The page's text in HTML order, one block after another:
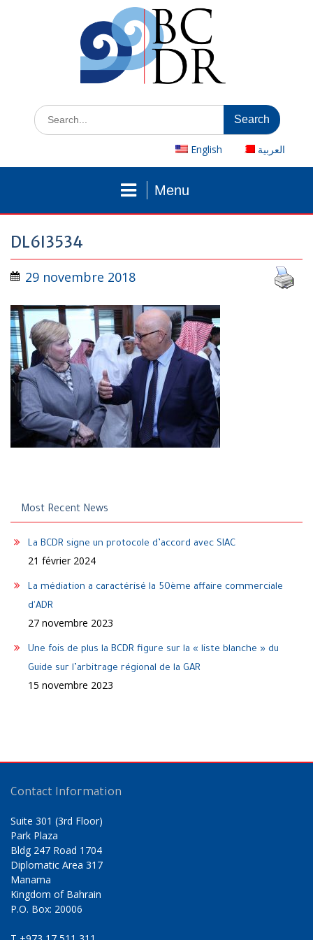
Search
for:
English
العربية
Menu
DL6I3534
29 novembre 2018
Most Recent News
La BCDR signe un protocole d’accord avec SIAC
21 février 2024
La médiation a caractérisé la 50ème affaire commerciale
d'ADR
27 novembre 2023
Une fois de plus la BCDR figure sur la « liste blanche » du
Guide sur l’arbitrage régional de la GAR
15 novembre 2023
Contact Information
Suite 301 (3rd Floor)
Park Plaza
Bldg 247 Road 1704
Diplomatic Area 317
Manama
Kingdom of Bahrain
P.O. Box: 20006